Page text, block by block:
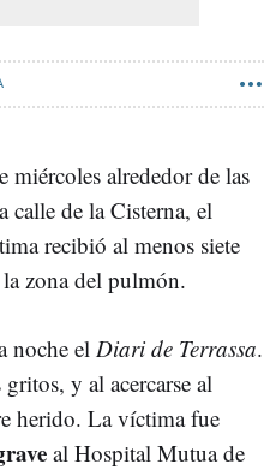
miércoles alrededor de las
calle de la Cisterna, el
recibió al menos siete
zona del pulmón.
noche el Diari de Terrassa.
y al acercarse al
herido. La víctima fue
al Hospital Mutua de